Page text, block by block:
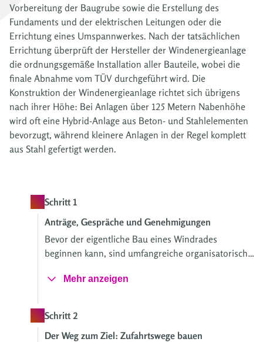
Vorbereitung der Baugrube sowie die Erstellung des
Fundaments und der elektrischen Leitungen oder die
Errichtung eines Umspannwerkes. Nach der tatsächlichen
Errichtung überprüft der Hersteller der Windenergieanlage
die ordnungsgemäße Installation aller Bauteile, wobei die
finale Abnahme vom TÜV durchgeführt wird. Die
Konstruktion der Windenergieanlage richtet sich übrigens
nach ihrer Höhe: Bei Anlagen über 125 Metern Nabenhöhe
wird oft eine Hybrid-Anlage aus Beton- und Stahlelementen
bevorzugt, während kleinere Anlagen in der Regel komplett
aus Stahl gefertigt werden.
Schritt 1
Anträge, Gespräche und Genehmigungen
Bevor der eigentliche Bau eines Windrades
beginnen kann, sind umfangreiche organisatorische
notwendigen Genehmigungsverfahren erforderlich.
Mehr anzeigen
Schritt 2
Der Weg zum Ziel: Zufahrtswege bauen